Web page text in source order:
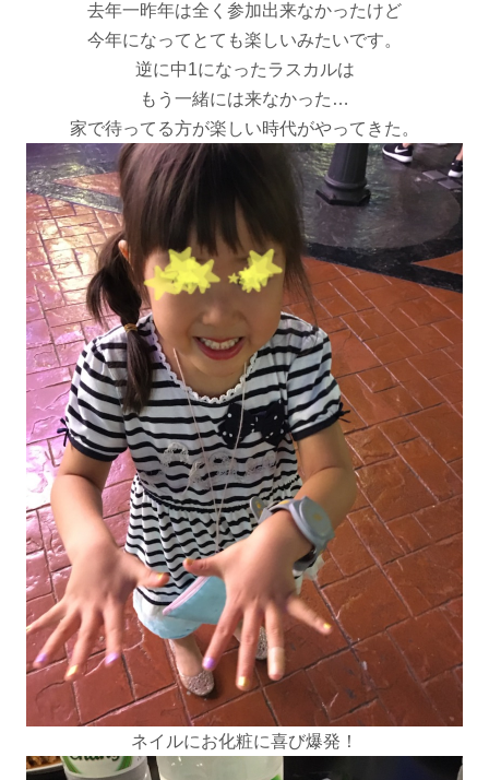
去年一昨年は全く参加出来なかったけど
今年になってとても楽しいみたいです。
逆に中1になったラスカルは
もう一緒には来なかった…
家で待ってる方が楽しい時代がやってきた。
ネイルにお化粧に喜び爆発！